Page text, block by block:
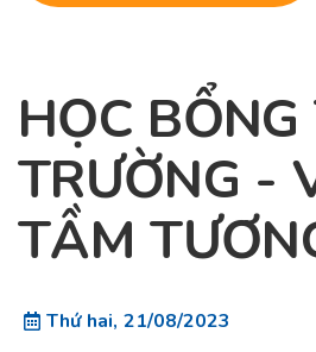
HỌC
TRƯỜNG -
TẦM
Thứ hai, 21/08/2023